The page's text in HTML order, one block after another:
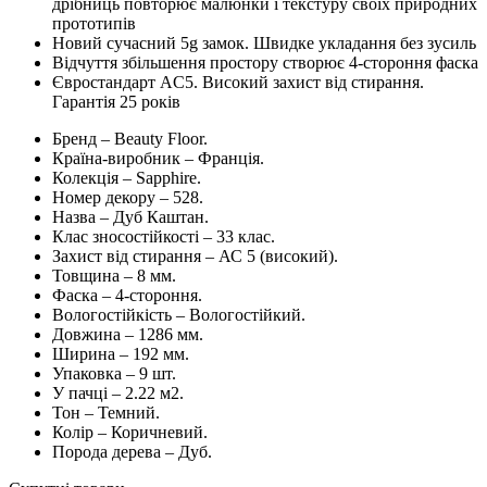
дрібниць повторює малюнки і текстуру своїх природних
прототипів
Новий сучасний 5g замок. Швидке укладання без зусиль
Відчуття збільшення простору створює 4-стороння фаска
Євростандарт AC5. Високий захист від стирання.
Гарантія 25 років
Бренд – Beauty Floor.
Країна-виробник – Франція.
Колекція – Sapphire.
Номер декору – 528.
Назва – Дуб Каштан.
Клас зносостійкості – 33 клас.
Захист від стирання – АС 5 (високий).
Товщина – 8 мм.
Фаска – 4-стороння.
Вологостійкість – Вологостійкий.
Довжина – 1286 мм.
Ширина – 192 мм.
Упаковка – 9 шт.
У пачці – 2.22 м2.
Тон – Темний.
Колір – Коричневий.
Порода дерева – Дуб.